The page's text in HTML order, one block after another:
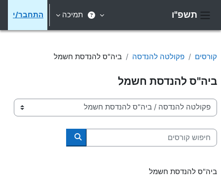
תשפ"ו תמיכה התחבר/י
קורסים פקולטה להנדסה ביה"ס להנדסת חשמל
ביה"ס להנדסת חשמל
קטגוריות קורסים
חיפוש קורסים
חיפוש קורסים
ביה"ס להנדסת חשמל